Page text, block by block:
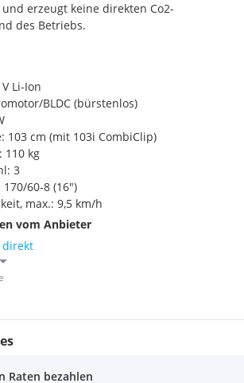
erzeugt keine direkten Co2-
des Betriebs.
Li-Ion
BLDC (bürstenlos)
103 cm (mit 103i CombiClip)
110 kg
3
60-8 (16")
max.: 9,5 km/h
vom LEASING-ANGEBOT
Plus. Um nur € 153,99 monatlich, bei
Monaten.
für den gesamten
vom Anbieter
direkt
Raten bezahlen